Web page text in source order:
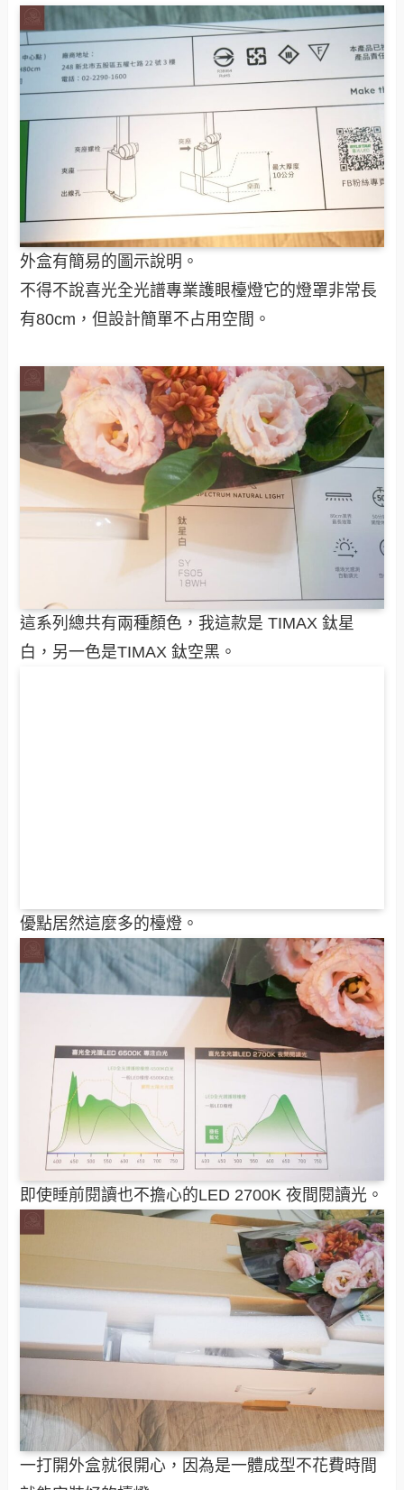
外盒有簡易的圖示說明。
不得不說喜光全光譜專業護眼檯燈它的燈罩非常長
有80cm，但設計簡單不占用空間。
這系列總共有兩種顏色，我這款是 TIMAX 鈦星
白，另一色是TIMAX 鈦空黑。
優點居然這麼多的檯燈。
即使睡前閱讀也不擔心的LED 2700K 夜間閱讀光。
一打開外盒就很開心，因為是一體成型不花費時間